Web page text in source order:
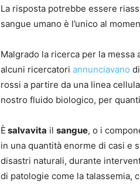
La risposta potrebbe essere
sangue umano è l’unico al
Malgrado la ricerca per la
alcuni ricercatori annunciavano
rossi a partire da una linea
nostro fluido biologico, per
È salvavita il sangue, o i
in una quantità enorme di casi e
disastri naturali, durante
di patologie come la talassemia,